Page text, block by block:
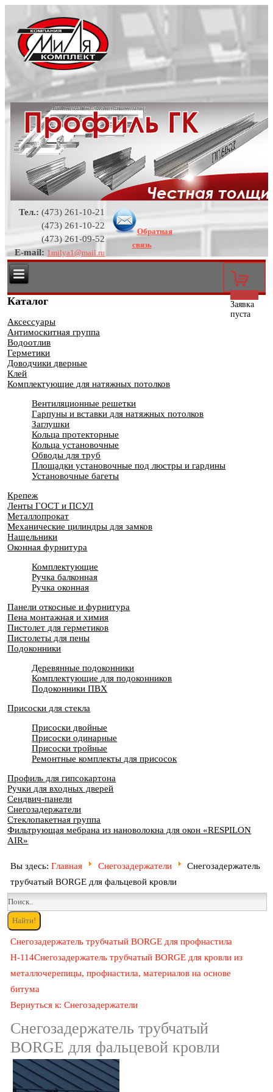
Тел.: (473) 261-10-21
(473) 261-10-22
(473) 261-09-52
E-mail: 1milya1@mail.ru
Обратная
связь
0
Заявка
пуста
Каталог
Аксессуары
Антимоскитная группа
Водоотлив
Герметики
Доводчики дверные
Клей
Комплектующие для натяжных потолков
Вентиляционные решетки
Гарпуны и вставки для натяжных потолков
Заглушки
Кольца протекторные
Кольца установочные
Обводы для труб
Площадки установочные под люстры и гардины
Установочные багеты
Крепеж
Ленты ГОСТ и ПСУЛ
Металлопрокат
Механические цилиндры для замков
Нащельники
Оконная фурнитура
Комплектующие
Ручка балконная
Ручка оконная
Панели откосные и фурнитура
Пена монтажная и химия
Пистолет для герметиков
Пистолеты для пены
Подоконники
Деревянные подоконники
Комплектующие для подоконников
Подоконники ПВХ
Присоски для стекла
Присоски двойные
Присоски одинарные
Присоски тройные
Ремонтные комплекты для присосок
Профиль для гипсокартона
Ручки для входных дверей
Сендвич-панели
Снегозадержатели
Стеклопакетная группа
Фильтрующая мебрана из нановолокна для окон «RESPILON
AIR»
Вы здесь:Главная Снегозадержатели
Снегозадержатель
трубчатый BORGE для фальцевой кровли
Снегозадержатель трубчатый BORGE для профнастила
Н-114Снегозадержатель трубчатый BORGE для кровли из
металлочерепицы, профнастила, материалов на основе
битума
Вернуться к: Снегозадержатели
Снегозадержатель трубчатый
BORGE для фальцевой кровли